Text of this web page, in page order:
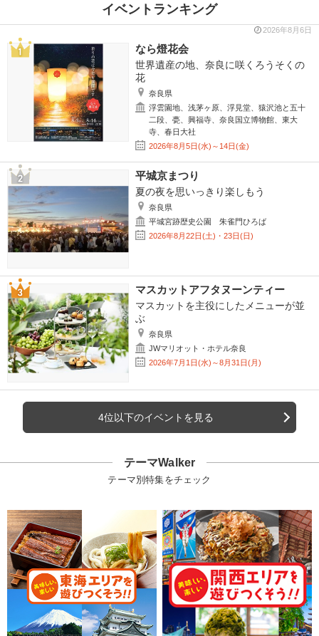
イベントランキング
2026年8月6日
なら燈花会
世界遺産の地、奈良に咲くろうそくの
花
奈良県
浮雲園地、浅茅ヶ原、浮見堂、猿沢池と五十
二段、甍、興福寺、奈良国立博物館、東大
寺、春日大社
2026年8月5日(水)～14日(金)
平城京まつり
夏の夜を思いっきり楽しもう
奈良県
平城宮跡歴史公園 朱雀門ひろば
2026年8月22日(土)・23日(日)
マスカットアフタヌーンティー
マスカットを主役にしたメニューが並
ぶ
奈良県
JWマリオット・ホテル奈良
2026年7月1日(水)～8月31日(月)
4位以下のイベントを見る
テーマWalker
テーマ別特集をチェック